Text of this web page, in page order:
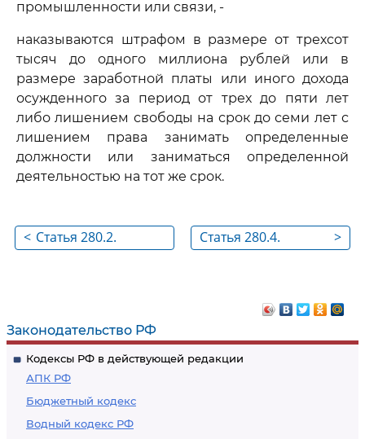
Законодательство РФ
Кодексы РФ в действующей редакции
АПК РФ
Бюджетный кодекс
Водный кодекс РФ
промышленности или связи, -
наказываются штрафом в размере от трехсот
тысяч до одного миллиона рублей или в
размере заработной платы или иного дохода
осужденного за период от трех до пяти лет
либо лишением свободы на срок до семи лет с
лишением права занимать определенные
должности или заниматься определенной
деятельностью на тот же срок.
< Статья 280.2.
Федерации
>
Статья 280.4.
осуществлению
деятельности,
направленной
против